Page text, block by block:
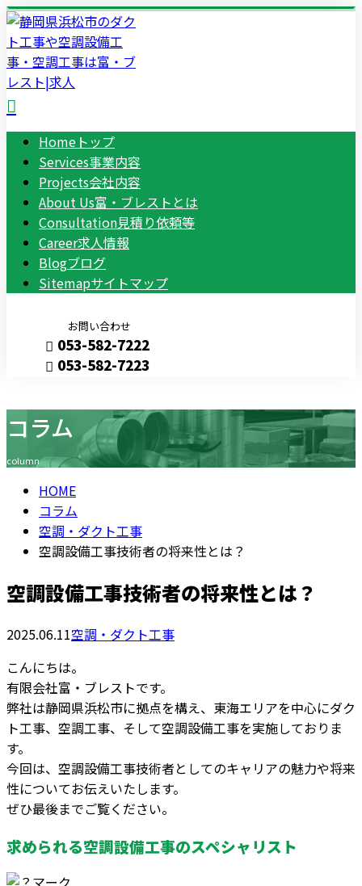
Home トップ
Services事業内容
Projects会社内容
About Us富・ブレストとは
Consultation見積り依頼等
Career求人情報
Blogブログ
Sitemapサイトマップ
お問い合わせ
053-582-7222
053-582-7223
Consultation
コラム
column
HOME
コラム
空調・ダクト工事
空調設備工事技術者の将来性とは？
空調設備工事技術者の将来性とは？
2025.06.11空調・ダクト工事
こんにちは。
有限会社富・ブレストです。
弊社は静岡県浜松市に拠点を構え、東海エリアを中心にダク
ト工事、空調工事、そして空調設備工事を実施しておりま
す。
今回は、空調設備工事技術者としてのキャリアの魅力や将来
性についてお伝えいたします。
ぜひ最後までご覧ください。
求められる空調設備工事のスペシャリスト